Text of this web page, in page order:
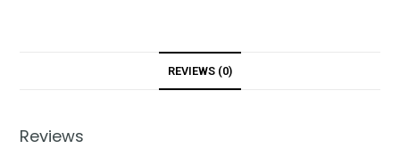
REVIEWS (0)
Reviews